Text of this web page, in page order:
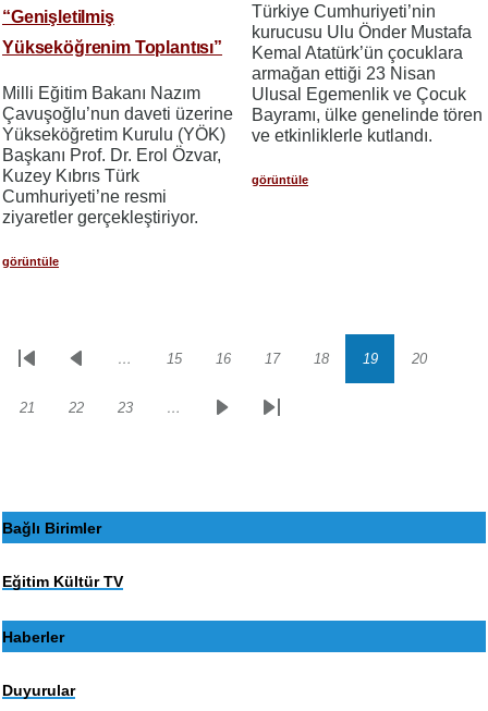
“Genişletilmiş
Yükseköğrenim Toplantısı”
Milli Eğitim Bakanı Nazım
Çavuşoğlu’nun daveti üzerine
Yükseköğretim Kurulu (YÖK)
Başkanı Prof. Dr. Erol Özvar,
Kuzey Kıbrıs Türk
Cumhuriyeti’ne resmi
ziyaretler gerçekleştiriyor.
görüntüle
Türkiye Cumhuriyeti’nin
kurucusu Ulu Önder Mustafa
Kemal Atatürk’ün çocuklara
armağan ettiği 23 Nisan
Ulusal Egemenlik ve Çocuk
Bayramı, ülke genelinde tören
ve etkinliklerle kutlandı.
görüntüle
Sayfalama
İlk
Önceki… Sayfa
15 Sayfa
16 Sayfa
17 Sayfa
18 Sayfa
19 Sayfa
20
Sayfa
21 Sayfa
22 Sayfa
23 …
SonrakiSon
Bağlı Birimler
Eğitim Kültür TV
Haberler
Duyurular